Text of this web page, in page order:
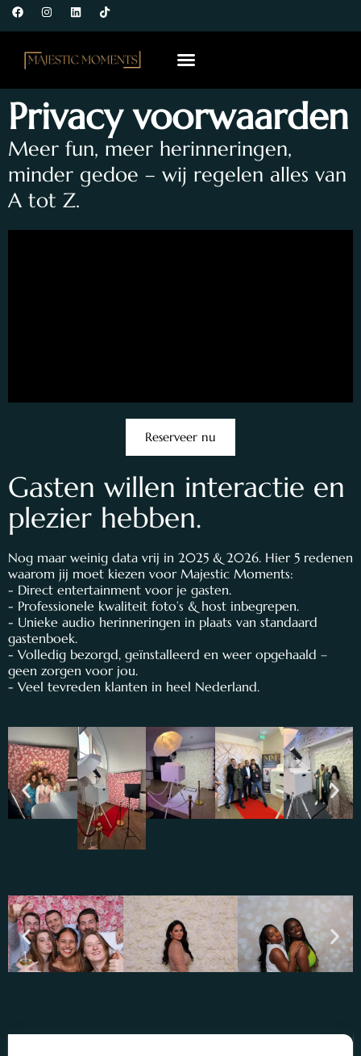
Privacy voorwaarden
Meer fun, meer herinneringen,
minder gedoe – wij regelen alles van
A tot Z.
Reserveer nu
Gasten willen interactie en
plezier hebben.
Nog maar weinig data vrij in 2025 & 2026. Hier 5 redenen
waarom jij moet kiezen voor Majestic Moments:
- Direct entertainment voor je gasten.
- Professionele kwaliteit foto’s & host inbegrepen.
- Unieke audio herinneringen in plaats van standaard
gastenboek.
- Volledig bezorgd, geïnstalleerd en weer opgehaald –
geen zorgen voor jou.
- Veel tevreden klanten in heel Nederland.